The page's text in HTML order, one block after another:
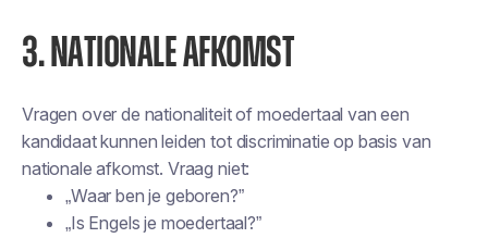
3. NATIONALE AFKOMST
Vragen over de nationaliteit of moedertaal van een
kandidaat kunnen leiden tot discriminatie op basis van
nationale afkomst. Vraag niet:
„Waar ben je geboren?”
„Is Engels je moedertaal?”